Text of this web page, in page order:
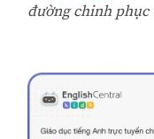
đường chinh phục